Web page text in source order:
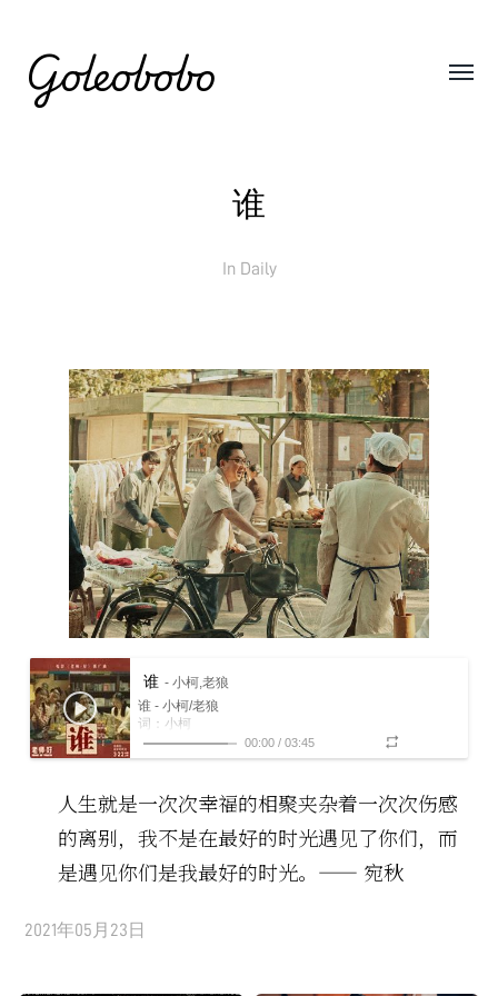
Goleobobo
谁
In Daily
谁 - 小柯,老狼
谁 - 小柯/老狼
词：小柯
曲：小柯
编曲：小柯
口琴：杨建
小打：Dominic Bautista
著作权拥有：北京乐之昂文化传媒有限公司
录音棚：小柯剧场录音棚
录音师：柯研
缩混：柯研
音乐发行：反正靠谱
遇见你的我
写了同样的日记
00:00/ 03:45
人生就是一次次幸福的相聚夹杂着一次次伤感
的离别，我不是在最好的时光遇见了你们，而
是遇见你们是我最好的时光。—— 宛秋
2021年05月23日